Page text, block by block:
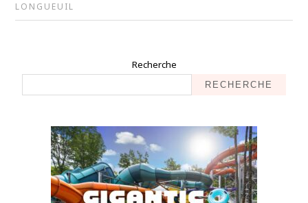
LONGUEUIL
Recherche
RECHERCHE